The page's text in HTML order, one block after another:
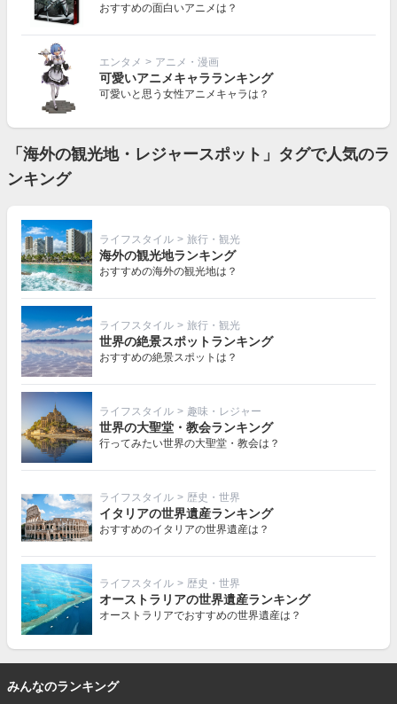
おすすめの面白いアニメは？
エンタメ > アニメ・漫画
可愛いアニメキャラランキング
可愛いと思う女性アニメキャラは？
「海外の観光地・レジャースポット」タグで人気のラ
ンキング
ライフスタイル > 旅行・観光
海外の観光地ランキング
おすすめの海外の観光地は？
ライフスタイル > 旅行・観光
世界の絶景スポットランキング
おすすめの絶景スポットは？
ライフスタイル > 趣味・レジャー
世界の大聖堂・教会ランキング
行ってみたい世界の大聖堂・教会は？
ライフスタイル > 歴史・世界
イタリアの世界遺産ランキング
おすすめのイタリアの世界遺産は？
ライフスタイル > 歴史・世界
オーストラリアの世界遺産ランキング
オーストラリアでおすすめの世界遺産は？
みんなのランキング